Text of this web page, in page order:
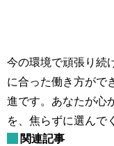
今の環境で頑張り続
に合った働き方がで
進です。あなたが心
を、焦らずに選んで
関連記事